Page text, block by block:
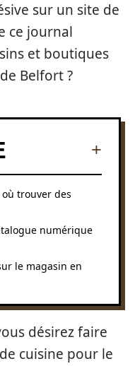
sur un site de
ce journal
et boutiques
Belfort ?
trouver des
numérique
le magasin en
désirez faire
cuisine pour le